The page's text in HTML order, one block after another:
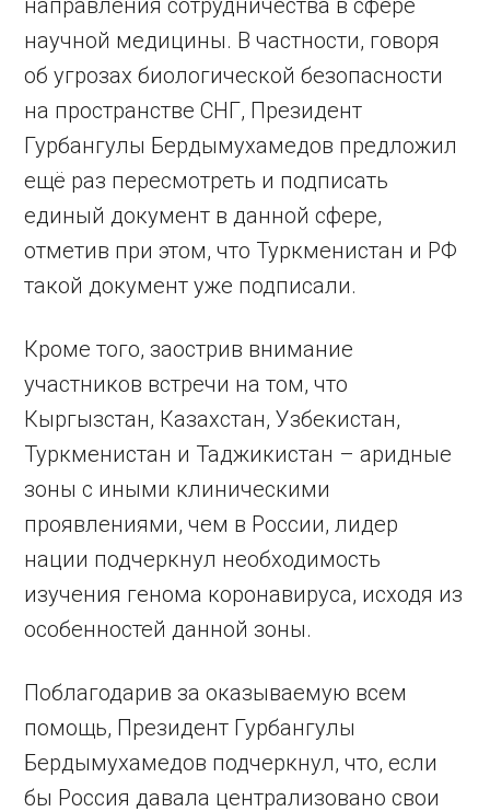
направления сотрудничества в сфере
научной медицины. В частности, говоря
об угрозах биологической безопасности
на пространстве СНГ, Президент
Гурбангулы Бердымухамедов предложил
ещё раз пересмотреть и подписать
единый документ в данной сфере,
отметив при этом, что Туркменистан и РФ
такой документ уже подписали.
Кроме того, заострив внимание
участников встречи на том, что
Кыргызстан, Казахстан, Узбекистан,
Туркменистан и Таджикистан – аридные
зоны с иными клиническими
проявлениями, чем в России, лидер
нации подчеркнул необходимость
изучения генома коронавируса, исходя из
особенностей данной зоны.
Поблагодарив за оказываемую всем
помощь, Президент Гурбангулы
Бердымухамедов подчеркнул, что, если
бы Россия давала централизовано свои